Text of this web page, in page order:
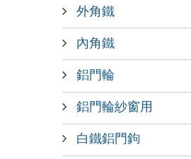
外角鐵
內角鐵
鋁門輪
鋁門輪紗窗用
白鐵鋁門鉤